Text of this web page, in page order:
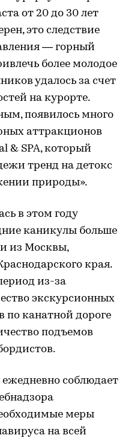
от 20 до 30 лет
это следствие
— горный
более молодое
удалось за счет
на курорте.
появилось много
аттракционов
& SPA, который
тренд на детокс
природы».
в этом году
каникулы больше
из Москвы,
края.
из-за
экскурсионных
по канатной дороге
подъемов
соблюдает
меры
на всей